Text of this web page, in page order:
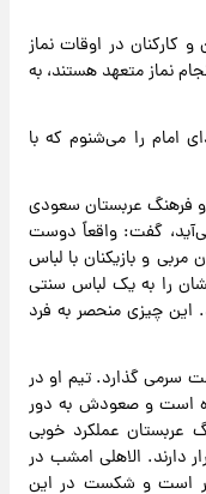
کارکنان در اوقات نماز
نماز متعهد هستند، به
امام را می‌شنوم که با
و فرهنگ عربستان سعودی
گفت: واقعاً دوست
و بازیکنان با لباس
را به یک لباس سنتی
این چیزی منحصر به فرد
سرمی گذارد. تیم او در
است و صعودش به دور
عربستان عملکرد خوبی
دارند. الاهلی امشب در
است و شکست در این